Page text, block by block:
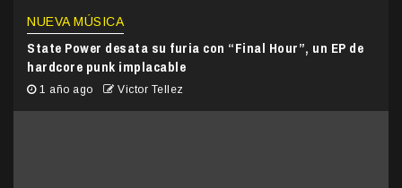
NUEVA MÚSICA
State Power desata su furia con “Final Hour”, un EP de
hardcore punk implacable
1 año ago Victor Tellez